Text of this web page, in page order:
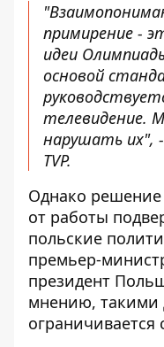
примирение -
идеи
основой
телевидение.
нарушать их",
TVP.
Однако
от работы
польские
премьер-
президент
мнению, такими
ограничивается